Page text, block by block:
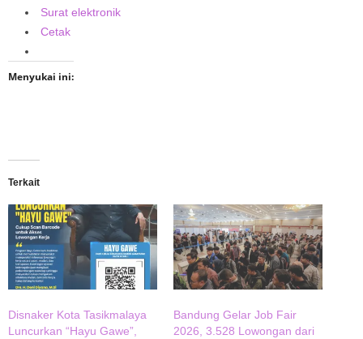
Surat elektronik
Cetak
Menyukai ini:
Terkait
Disnaker Kota Tasikmalaya
Luncurkan “Hayu Gawe”,
Bandung Gelar Job Fair
2026, 3.528 Lowongan dari